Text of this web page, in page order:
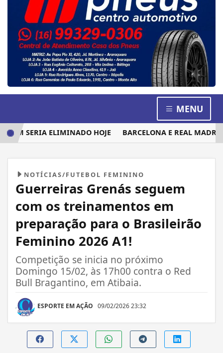
MENU
SERIA ELIMINADO HOJE BARCELONA E REAL MADRID
NOTÍCIAS/FUTEBOL FEMININO
Guerreiras Grenás seguem
com os treinamentos em
preparação para o Brasileirão
Feminino 2026 A1!
Competição se inicia no próximo
Domingo 15/02, às 17h00 contra o Red
Bull Bragantino, em Atibaia.
ESPORTE EM AÇÃO 09/02/2026 23:32